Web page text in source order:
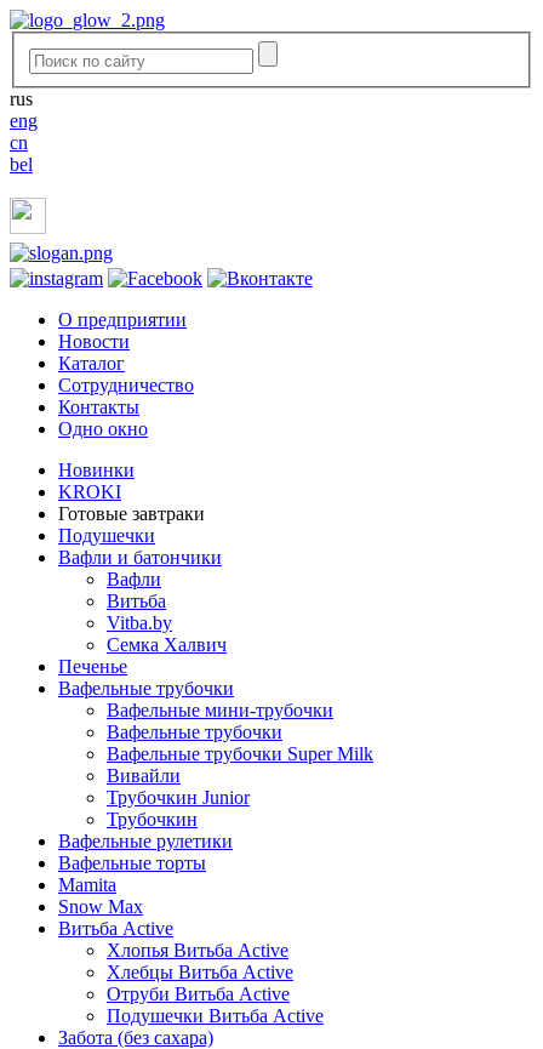
rus
eng
cn
bel
O предприятии
Новости
Каталог
Сотрудничество
Контакты
Одно окно
Новинки
KROKI
Готовые завтраки
Подушечки
Вафли и батончики
Вафли
Витьба
Vitba.by
Семка Халвич
Печенье
Вафельные трубочки
Вафельные мини-трубочки
Вафельные трубочки
Вафельные трубочки Super Milk
Вивайли
Трубочкин Junior
Трубочкин
Вафельные рулетики
Вафельные торты
Mamita
Snow Max
Витьба Active
Хлопья Витьба Active
Хлебцы Витьба Active
Отруби Витьба Active
Подушечки Витьба Active
Забота (без сахара)